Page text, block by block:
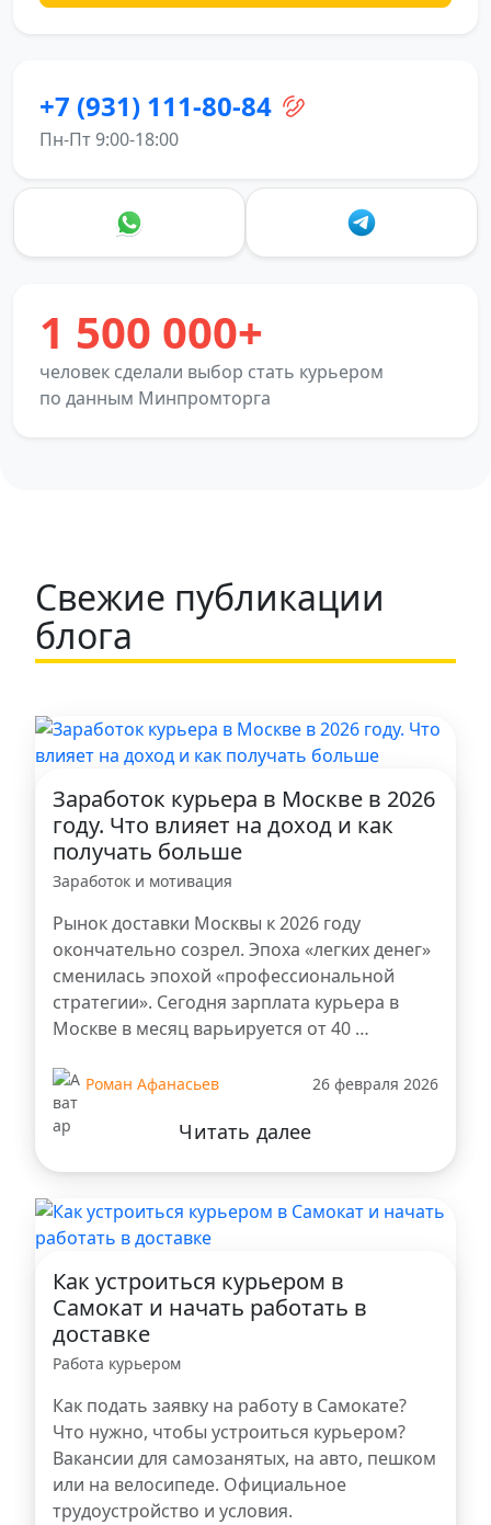
+7 (931) 111-80-84
Пн-Пт 9:00-18:00
1 500 000+
человек сделали выбор стать курьером
по данным Минпромторга
Свежие публикации
блога
Заработок курьера в Москве в 2026
году. Что влияет на доход и как
получать больше
Заработок и мотивация
Рынок доставки Москвы к 2026 году
окончательно созрел. Эпоха «легких денег»
сменилась эпохой «профессиональной
стратегии». Сегодня зарплата курьера в
Москве в месяц варьируется от 40 …
Роман Афанасьев 26 февраля 2026
Читать далее
Как устроиться курьером в
Самокат и начать работать в
доставке
Работа курьером
Как подать заявку на работу в Самокате?
Что нужно, чтобы устроиться курьером?
Вакансии для самозанятых, на авто, пешком
или на велосипеде. Официальное
трудоустройство и условия.